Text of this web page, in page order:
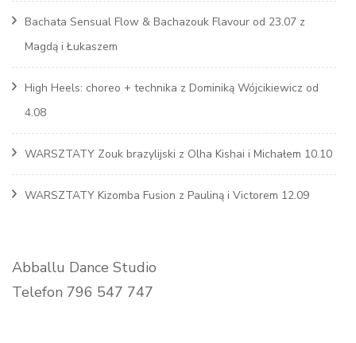
Bachata Sensual Flow & Bachazouk Flavour od 23.07 z
Magdą i Łukaszem
High Heels: choreo + technika z Dominiką Wójcikiewicz od
4.08
WARSZTATY Zouk brazylijski z Olha Kishai i Michałem 10.10
WARSZTATY Kizomba Fusion z Pauliną i Victorem 12.09
Abballu Dance Studio
Telefon 796 547 747